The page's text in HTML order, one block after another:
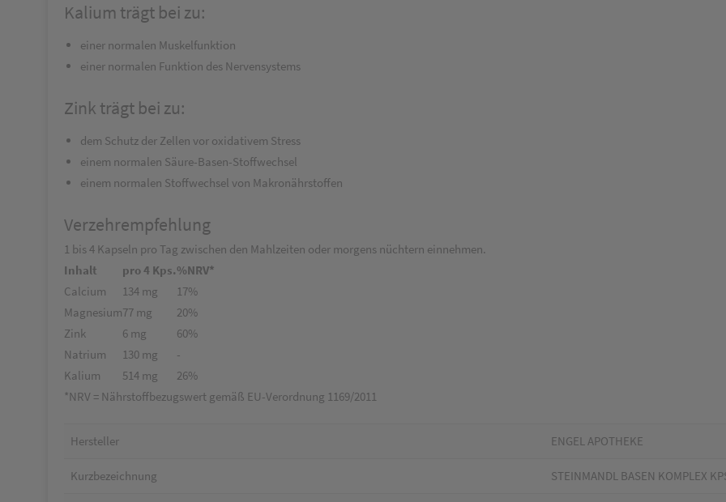
Kalium trägt bei zu:
einer normalen Muskelfunktion
einer normalen Funktion des Nervensystems
Zink trägt bei zu:
dem Schutz der Zellen vor oxidativem Stress
einem normalen Säure-Basen-Stoffwechsel
einem normalen Stoffwechsel von Makronährstoffen
Verzehrempfehlung
1 bis 4 Kapseln pro Tag zwischen den Mahlzeiten oder morgens nüchtern einnehmen.
Inhalt
pro 4 Kps.%NRV*
Calcium
134 mg
17%
Magnesium77 mg
20%
Zink
6 mg
60%
Natrium
130 mg
-
Kalium
514 mg
26%
*NRV = Nährstoffbezugswert gemäß EU-Verordnung 1169/2011
Hersteller ENGEL APOTHEKE
Kurzbezeichnung STEINMANDL BASEN KOMPLEX